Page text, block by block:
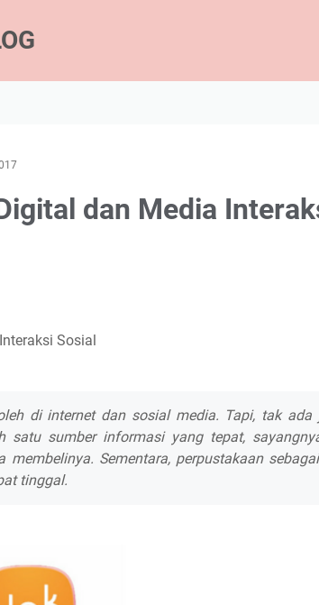
dan Media
Sosial
di internet dan sosial media. Tapi, tak ada
satu sumber informasi yang tepat,
Sementara, perpustakaan
tinggal.